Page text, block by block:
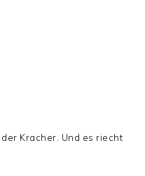
Kracher. Und es riecht